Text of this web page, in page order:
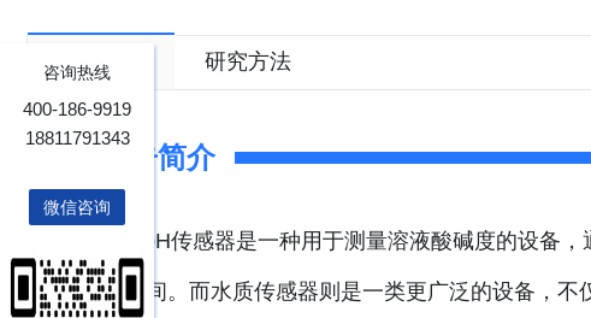
报告目录 研究方法
报告简介
pH传感器是一种用于测量溶液酸碱度的设备
14之间。而水质传感器则是一类更广泛的设备，
咨询热线
400-186-9919
18811791343
微信咨询